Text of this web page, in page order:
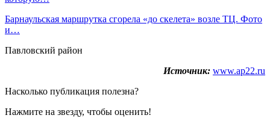
Барнаульская маршрутка сгорела «до скелета» возле ТЦ. Фото
и…
Павловский район
Источник: www.ap22.ru
Насколько публикация полезна?
Нажмите на звезду, чтобы оценить!